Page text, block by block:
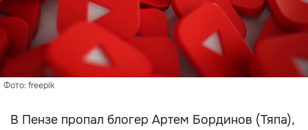
Фото: freepik
В Пензе пропал блогер Артем Бординов (Тяпа),